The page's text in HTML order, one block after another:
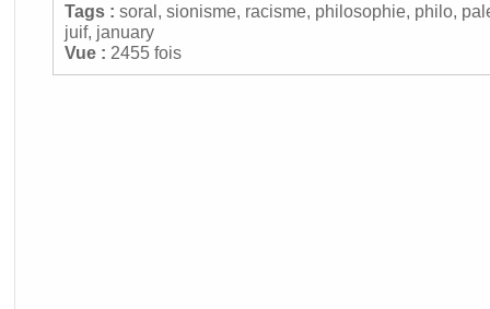
Tags : soral, sionisme, racisme, philosophie, philo,
juif, january
Vue : 2455 fois